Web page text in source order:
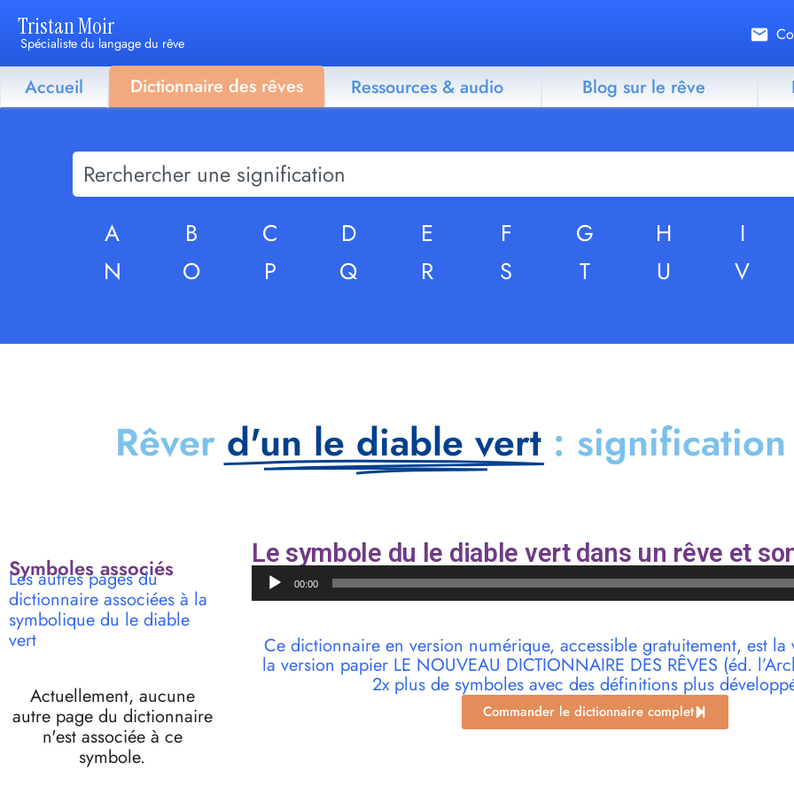
Tristan Moir
Spécialiste du langage du rêve
Accueil Dictionnaire des rêves Ressources & audio Blog sur le rêve
A B C D E F G H I
N
O P Q R S T U V
Rêver d'un le diable vert :
Symboles associés
Les autres pages du
dictionnaire associées à la
symbolique du le diable
vert
Actuellement, aucune
autre page du dictionnaire
n'est associée à ce
symbole.
Le symbole du le diable vert dans un rêve et
Lecteur
audio00:00
Ce dictionnaire en version numérique, accessible gratuitement, est
la version papier LE NOUVEAU DICTIONNAIRE DES RÊVES (éd.
2x plus de symboles avec des définitions plus
Commander le dictionnaire complet